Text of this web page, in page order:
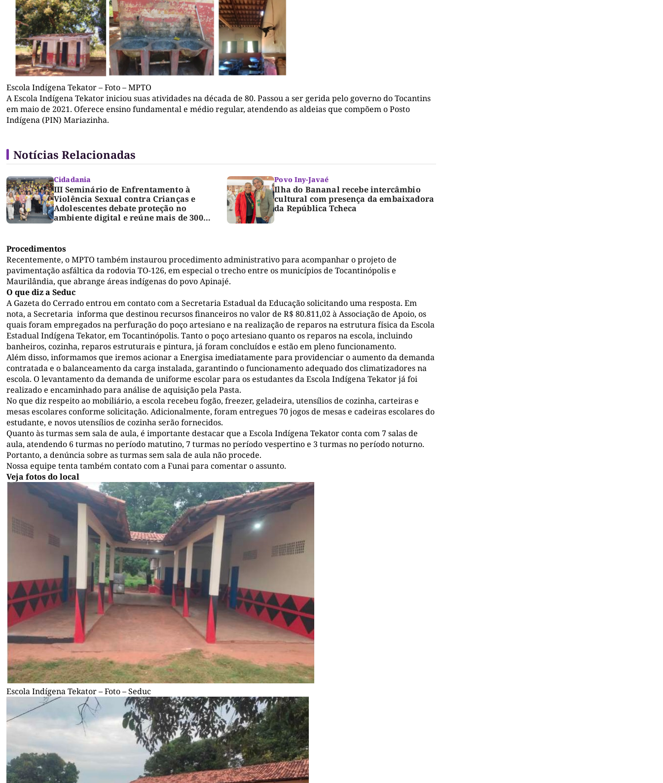
Escola Indígena Tekator – Foto – MPTO
A Escola Indígena Tekator iniciou suas atividades na década de 80. Passou a ser gerida pelo governo do Tocantins
em maio de 2021. Oferece ensino fundamental e médio regular, atendendo as aldeias que compõem o Posto
Indígena (PIN) Mariazinha.
Notícias Relacionadas
Cidadania
III Seminário de Enfrentamento à
Violência Sexual contra Crianças e
Adolescentes debate proteção no
ambiente digital e reúne mais de 300
Povo Iny-Javaé
Ilha do Bananal recebe intercâmbio
cultural com presença da embaixadora
da República Tcheca
Procedimentos
Recentemente, o MPTO também instaurou procedimento administrativo para acompanhar o projeto de
pavimentação asfáltica da rodovia TO-126, em especial o trecho entre os municípios de Tocantinópolis e
Maurilândia, que abrange áreas indígenas do povo Apinajé.
O que diz a Seduc
A Gazeta do Cerrado entrou em contato com a Secretaria Estadual da Educação solicitando uma resposta. Em
nota, a Secretaria informa que destinou recursos financeiros no valor de R$ 80.811,02 à Associação de Apoio, os
quais foram empregados na perfuração do poço artesiano e na realização de reparos na estrutura física da Escola
Estadual Indígena Tekator, em Tocantinópolis. Tanto o poço artesiano quanto os reparos na escola, incluindo
banheiros, cozinha, reparos estruturais e pintura, já foram concluídos e estão em pleno funcionamento.
Além disso, informamos que iremos acionar a Energisa imediatamente para providenciar o aumento da demanda
contratada e o balanceamento da carga instalada, garantindo o funcionamento adequado dos climatizadores na
escola. O levantamento da demanda de uniforme escolar para os estudantes da Escola Indígena Tekator já foi
realizado e encaminhado para análise de aquisição pela Pasta.
No que diz respeito ao mobiliário, a escola recebeu fogão, freezer, geladeira, utensílios de cozinha, carteiras e
mesas escolares conforme solicitação. Adicionalmente, foram entregues 70 jogos de mesas e cadeiras escolares do
estudante, e novos utensílios de cozinha serão fornecidos.
Quanto às turmas sem sala de aula, é importante destacar que a Escola Indígena Tekator conta com 7 salas de
aula, atendendo 6 turmas no período matutino, 7 turmas no período vespertino e 3 turmas no período noturno.
Portanto, a denúncia sobre as turmas sem sala de aula não procede.
Nossa equipe tenta também contato com a Funai para comentar o assunto.
Veja fotos do local
Escola Indígena Tekator – Foto – Seduc